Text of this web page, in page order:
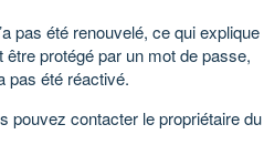
pas été renouvelé, ce qui explique
protégé par un mot de passe,
pas été réactivé.
pouvez contacter le propriétaire du